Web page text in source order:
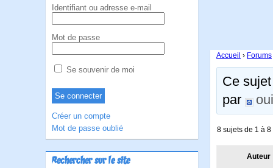
Identifiant ou adresse e-mail
Mot de passe
Se souvenir de moi
Créer un compte
Mot de passe oublié
Rechercher sur le site
Accueil › Forums
Ce
par
8 sujets de 1 à
Auteur